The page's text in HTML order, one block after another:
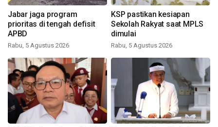
Jabar jaga program
prioritas di tengah defisit
APBD
Rabu, 5 Agustus 2026
KSP pastikan kesiapan
Sekolah Rakyat saat MPLS
dimulai
Rabu, 5 Agustus 2026